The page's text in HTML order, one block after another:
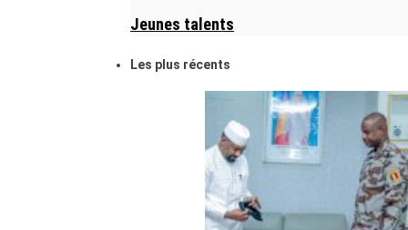
Jeunes talents
Les plus récents